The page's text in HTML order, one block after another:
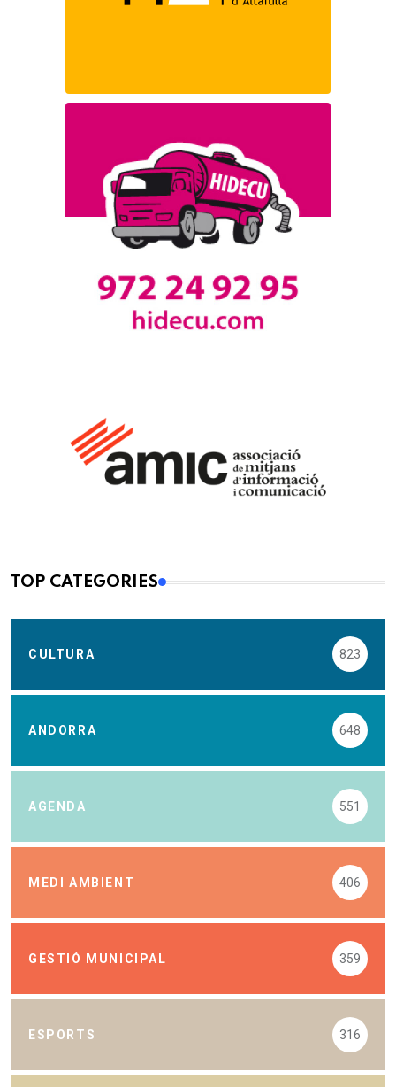
TOP CATEGORIES
CULTURA 823
ANDORRA 648
AGENDA 551
MEDI AMBIENT 406
GESTIÓ MUNICIPAL 359
ESPORTS 316